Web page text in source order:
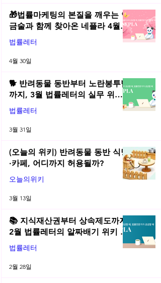
🎁법률마케팅의 본질을 깨우는 연
금술과 함께 찾아온 네플라 4월
법률레터
법률레터
4월 30일
🐕 반려동물 동반부터 노란봉투법
까지, 3월 법률레터의 실무 위키
총정리! | 2026년 3월 네플라 법률
레터
법률레터
3월 31일
(오늘의 위키) 반려동물 동반 식당
·카페, 어디까지 허용될까?
오늘의위키
3월 13일
📚 지식재산권부터 상속제도까지,
2월 법률레터의 알짜배기 위키 모
음! | 2026년 2월 네플라 법률레터
법률레터
2월 28일